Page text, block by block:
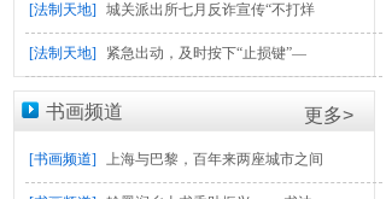
[法制天地] 城关派出所七月反诈宣传“不打烊
[法制天地] 紧急出动，及时按下“止损键”—
书画频道 更多>
[书画频道] 上海与巴黎，百年来两座城市之间